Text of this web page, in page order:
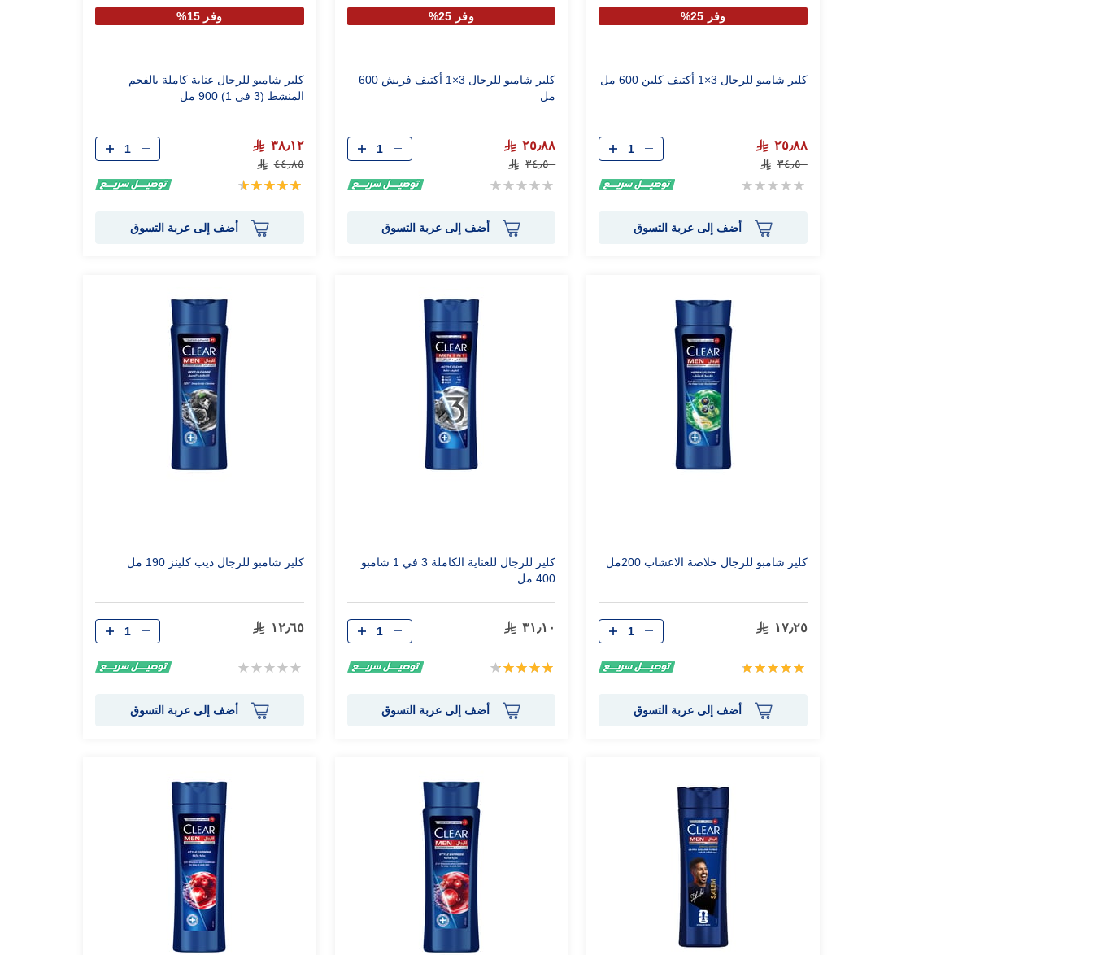
وفر 25%
كلير شامبو للرجال 3×1 أكتيف كلين 600 مل
٢٥٫٨٨
٣٤٫٥٠
Rating:
الكمية
أضف إلى عربة التسوق
وفر 25%
كلير شامبو للرجال 3×1 أكتيف فريش 600
مل
٢٥٫٨٨
٣٤٫٥٠
Rating:
الكمية
أضف إلى عربة التسوق
وفر 15%
كلير شامبو للرجال عناية كاملة بالفحم
المنشط (3 في 1) 900 مل
٣٨٫١٢
٤٤٫٨٥
تقييم:
الكمية
أضف إلى عربة التسوق
كلير شامبو للرجال خلاصة الاعشاب 200مل
١٧٫٢٥
تقييم:
الكمية
أضف إلى عربة التسوق
كلير للرجال للعناية الكاملة 3 في 1 شامبو
400 مل
٣١٫١٠
تقييم:
الكمية
أضف إلى عربة التسوق
كلير شامبو للرجال ديب كلينز 190 مل
١٢٫٦٥
Rating:
الكمية
أضف إلى عربة التسوق